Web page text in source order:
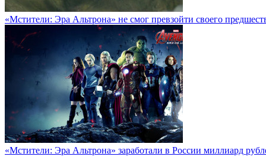
«Мстители: Эра Альтрона» не смог превзойти своего
«Мстители: Эра Альтрона» заработали в России миллиард